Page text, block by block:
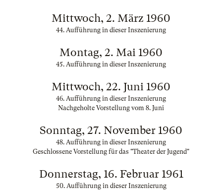
Mittwoch, 2. März 1960
44. Aufführung in dieser Inszenierung
Montag, 2. Mai 1960
45. Aufführung in dieser Inszenierung
Mittwoch, 22. Juni 1960
46. Aufführung in dieser Inszenierung
Nachgeholte Vorstellung vom 8. Juni
Sonntag, 27. November 1960
48. Aufführung in dieser Inszenierung
Geschlossene Vorstellung für das "Theater der Jugend"
Donnerstag, 16. Februar 1961
50. Aufführung in dieser Inszenierung